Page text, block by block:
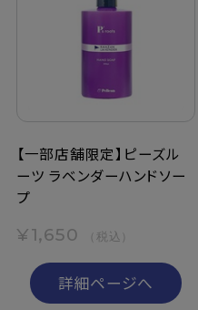
【一部店舗限定】ピーズル
ーツ ラベンダーハンドソー
プ
¥1,650 （税込）
詳細ページへ